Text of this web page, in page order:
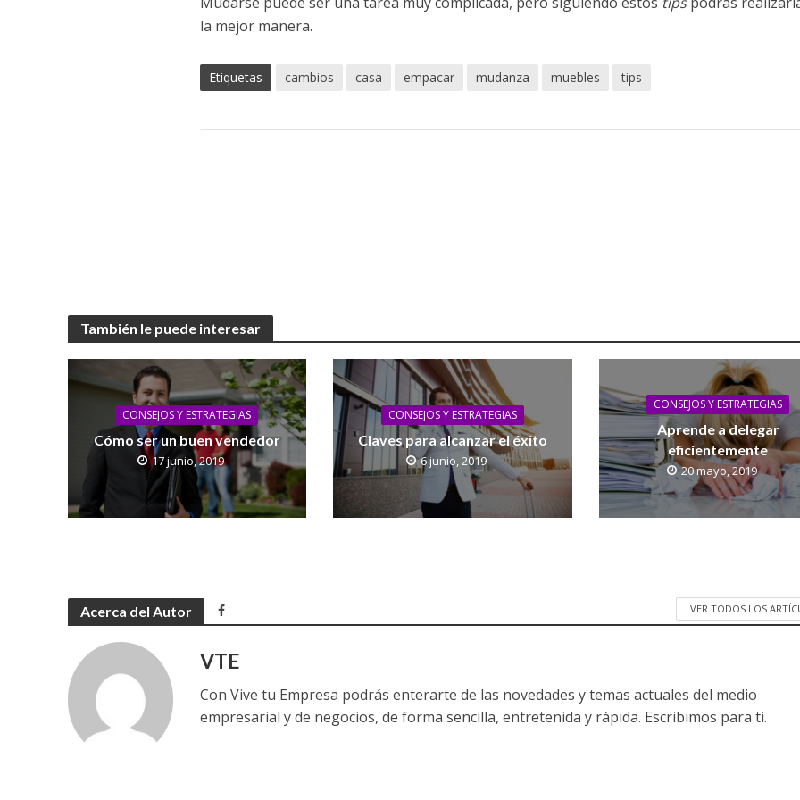
la mejor manera.
Etiquetas cambios casa empacar mudanza muebles tips
También le puede interesar
CONSEJOS Y ESTRATEGIAS
Cómo ser un buen vendedor
17 junio, 2019
CONSEJOS Y ESTRATEGIAS
Claves para alcanzar el éxito
6 junio, 2019
CONSEJOS Y ESTRATEGIAS
Aprende a delegar
eficientemente
20 mayo, 2019
Acerca del Autor VER TODOS LOS
VTE
Con Vive tu Empresa podrás enterarte de las novedades y temas actuales del medio
empresarial y de negocios, de forma sencilla, entretenida y rápida. Escribimos para ti.